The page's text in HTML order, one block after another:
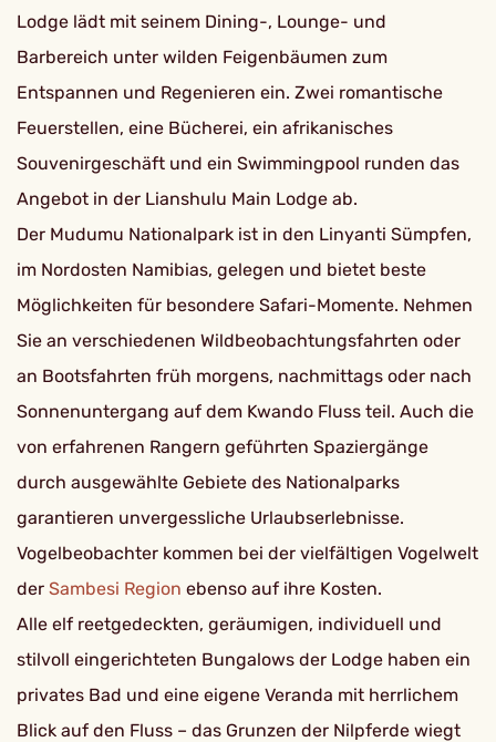
Lodge lädt mit seinem Dining-, Lounge- und
Barbereich unter wilden Feigenbäumen zum
Entspannen und Regenieren ein. Zwei romantische
Feuerstellen, eine Bücherei, ein afrikanisches
Souvenirgeschäft und ein Swimmingpool runden das
Angebot in der Lianshulu Main Lodge ab.
Der Mudumu Nationalpark ist in den Linyanti Sümpfen,
im Nordosten Namibias, gelegen und bietet beste
Möglichkeiten für besondere Safari-Momente. Nehmen
Sie an verschiedenen Wildbeobachtungsfahrten oder
an Bootsfahrten früh morgens, nachmittags oder nach
Sonnenuntergang auf dem Kwando Fluss teil. Auch die
von erfahrenen Rangern geführten Spaziergänge
durch ausgewählte Gebiete des Nationalparks
garantieren unvergessliche Urlaubserlebnisse.
Vogelbeobachter kommen bei der vielfältigen Vogelwelt
der Sambesi Region ebenso auf ihre Kosten.
Alle elf reetgedeckten, geräumigen, individuell und
stilvoll eingerichteten Bungalows der Lodge haben ein
privates Bad und eine eigene Veranda mit herrlichem
Blick auf den Fluss – das Grunzen der Nilpferde wiegt